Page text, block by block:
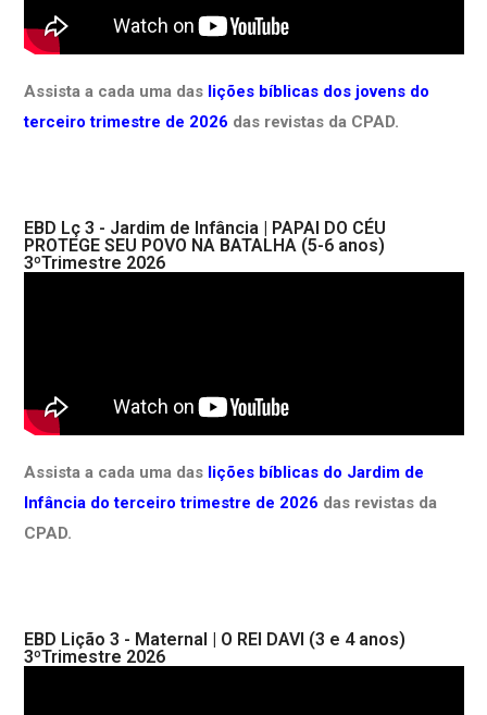
Assista a cada uma das lições bíblicas dos jovens do
terceiro trimestre de 2026 das revistas da CPAD.
EBD Lç 3 - Jardim de Infância | PAPAI DO CÉU
PROTEGE SEU POVO NA BATALHA (5-6 anos)
3ºTrimestre 2026
Assista a cada uma das lições bíblicas do Jardim de
Infância do terceiro trimestre de 2026 das revistas da
CPAD.
EBD Lição 3 - Maternal | O REI DAVI (3 e 4 anos)
3ºTrimestre 2026